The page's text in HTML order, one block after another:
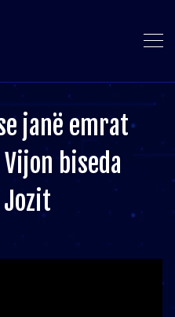
janë emrat
biseda
Jozit